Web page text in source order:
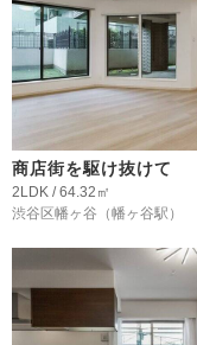
商店街を駆け抜けて
2LDK / 64.32㎡
渋谷区幡ヶ谷 （幡ヶ谷駅）